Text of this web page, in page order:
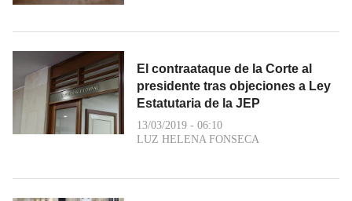
El contraataque de la Corte al
presidente tras objeciones a Ley
Estatutaria de la JEP
13/03/2019 - 06:10
LUZ HELENA FONSECA